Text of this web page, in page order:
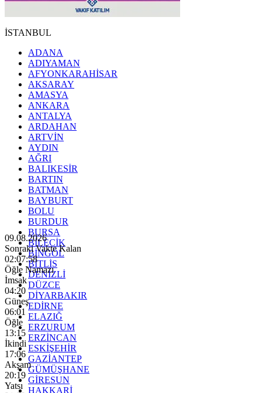
İSTANBUL
ADANA
ADIYAMAN
AFYONKARAHİSAR
AKSARAY
AMASYA
ANKARA
ANTALYA
ARDAHAN
ARTVİN
AYDIN
AĞRI
BALIKESİR
BARTIN
BATMAN
BAYBURT
BOLU
BURDUR
BURSA
BİLECİK
BİNGÖL
BİTLİS
DENİZLİ
DÜZCE
DİYARBAKIR
EDİRNE
ELAZIĞ
ERZURUM
ERZİNCAN
ESKİŞEHİR
GAZİANTEP
GÜMÜŞHANE
GİRESUN
HAKKARİ
09.08.2026
Sonraki Vakte Kalan
02:07:57
Öğle Namazı
İmsak
04:20
Güneş
06:01
Öğle
13:15
İkindi
17:06
Akşam
20:19
Yatsı